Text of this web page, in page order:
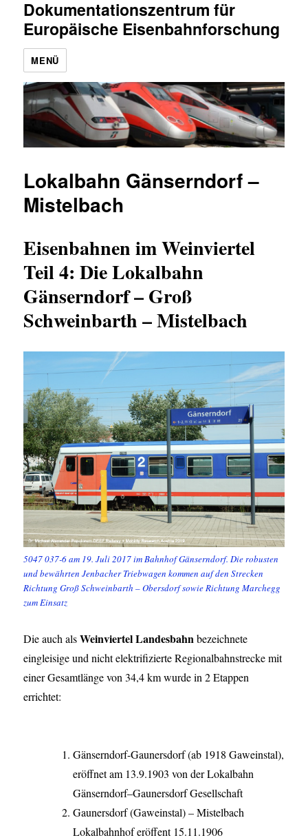
Dokumentationszentrum für
Europäische Eisenbahnforschung
MENÜ
Lokalbahn Gänserndorf –
Mistelbach
Eisenbahnen im Weinviertel
Teil 4: Die Lokalbahn
Gänserndorf – Groß
Schweinbarth – Mistelbach
5047 037-6 am 19. Juli 2017 im Bahnhof Gänserndorf. Die robusten
und bewährten Jenbacher Triebwagen kommen auf den Strecken
Richtung Groß Schweinbarth – Obersdorf sowie Richtung Marchegg
zum Einsatz
Die auch alsWeinviertel Landesbahnbezeichnete
eingleisige und nicht elektrifizierte Regionalbahnstrecke mit
einer Gesamtlänge von 34,4 km wurde in 2 Etappen
errichtet:
Gänserndorf-Gaunersdorf (ab 1918 Gaweinstal),
eröffnet am 13.9.1903 von der Lokalbahn
Gänserndorf–Gaunersdorf Gesellschaft
Gaunersdorf (Gaweinstal) – Mistelbach
Lokalbahnhof eröffent 15.11.1906